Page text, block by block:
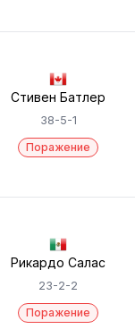
Стивен Батлер
38-5-1
Поражение
Рикардо Салас
23-2-2
Поражение